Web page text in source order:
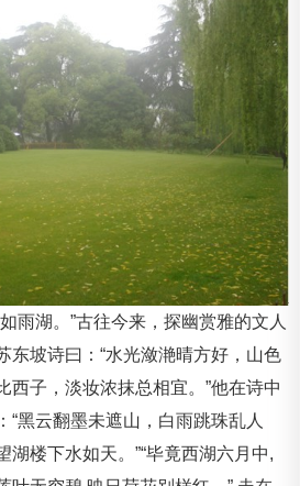
湖。”古往今来，探幽赏雅的文人
东坡诗曰：“水光潋滟晴方好，山色
西子，淡妆浓抹总相宜。”他在诗中
“黑云翻墨未遮山，白雨跳珠乱人
湖楼下水如天。”“毕竟西湖六月中,